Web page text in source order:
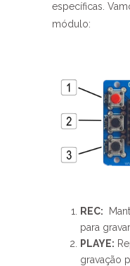
específicas.
módulo:
REC:
para
PLAYE:
gravação